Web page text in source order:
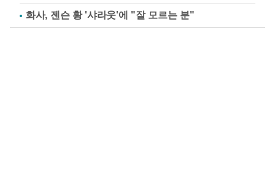
화사, 젠슨 황 '샤라웃'에 "잘 모르는 분"